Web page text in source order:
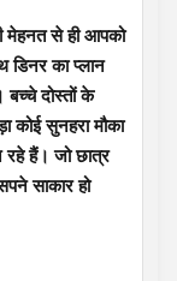
मेहनत से ही आपको
डिनर का प्लान
दोस्तों के
सुनहरा मौका
हैं। जो छात्र
साकार हो